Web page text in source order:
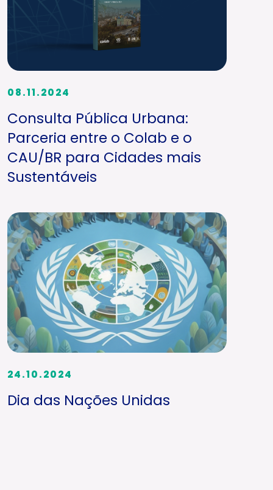
08.11.2024
Consulta Pública Urbana:
Parceria entre o Colab e o
CAU/BR para Cidades mais
Sustentáveis
24.10.2024
Dia das Nações Unidas